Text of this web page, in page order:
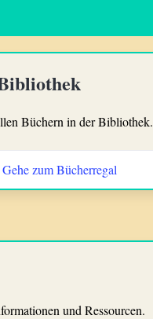
Büchern in der Bibliothek.
Gehe zum Bücherregal
und Ressourcen.